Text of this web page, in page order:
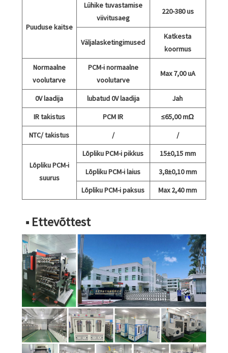
Puuduse kaitse
Lühike tuvastamise
viivitusaeg
220-380 us
Väljalasketingimused
Katkesta
koormus
Normaalne
voolutarve
PCM-i normaalne
voolutarve
Max 7,00 uA
0V laadija lubatud 0V laadija
Jah
IR takistus
PCM IR
≤65,00 mΩ
NTC/ takistus
/ /
Lõpliku PCM-i
suurus
Lõpliku PCM-i pikkus
15±0,15 mm
Lõpliku PCM-i laius
3,8±0,10 mm
Lõpliku PCM-i paksus
Max 2,40 mm
■ Ettevõttest